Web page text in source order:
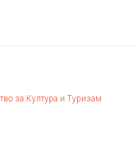
за Култура и Туризам